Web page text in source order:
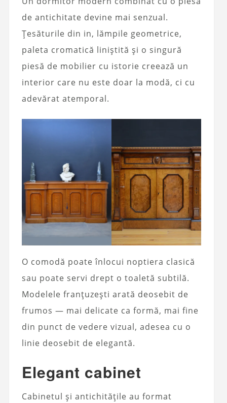
de antichitate devine mai senzual.
Țesăturile din in, lămpile geometrice,
paleta cromatică liniștită și o singură
piesă de mobilier cu istorie creează un
interior care nu este doar la modă, ci cu
adevărat atemporal.
O comodă poate înlocui noptiera clasică
sau poate servi drept o toaletă subtilă.
Modelele franțuzești arată deosebit de
frumos — mai delicate ca formă, mai fine
din punct de vedere vizual, adesea cu o
linie deosebit de elegantă.
Elegant cabinet
Cabinetul și antichitățile au format